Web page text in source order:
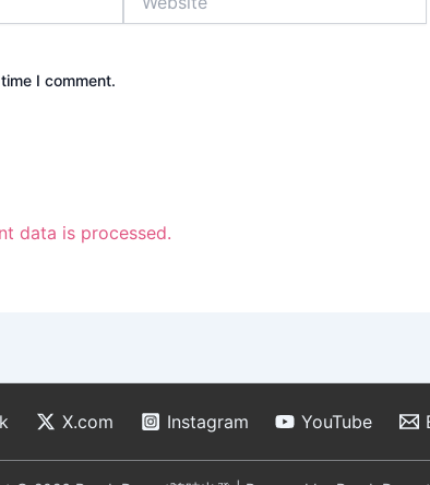
I comment.
data is processed.
X.com Instagram YouTube